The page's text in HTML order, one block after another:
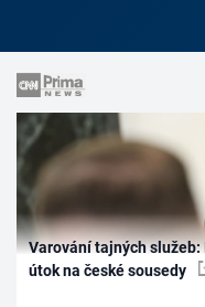
Varování tajných služeb:
útok na české sousedy